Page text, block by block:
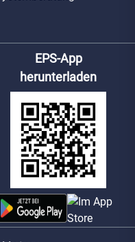
EPS-App
herunterladen